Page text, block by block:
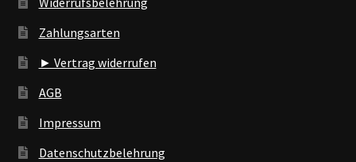
Zahlungsarten
► Vertrag widerrufen
AGB
Impressum
Datenschutzbelehrung